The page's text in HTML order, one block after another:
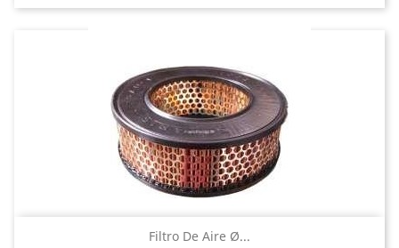
Filtro De Aire Ø...